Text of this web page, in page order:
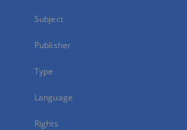
Subject
Publisher
Type
Language
Rights